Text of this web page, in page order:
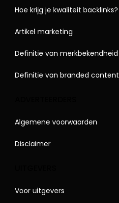
Hoe krijg je kwaliteit backlinks?
Artikel marketing
Definitie van merkbekendheid
Definitie van branded content
Algemene voorwaarden
Disclaimer
Voor uitgevers